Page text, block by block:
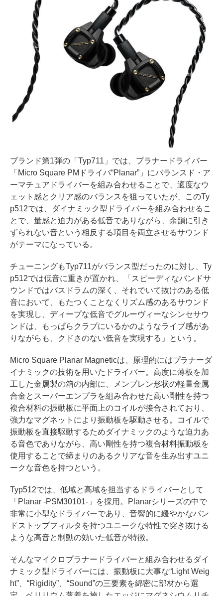
ブランド第1弾の「Typ711」では、プラナードライバー
「Micro Square PMドライバ“Planar”」にバランスド・ア
ーマチュアドライバーを組み合わせることで、適度なウ
ェット感とクリア感のバランスを狙っていたが、このTy
p512では、ダイナミック型ドライバーを組み合わせるこ
とで、量感と迫力がある低音でありながら、余韻に引き
ずられない音という相反する項目を両立させるサウンド
がテーマになっている。
チューニングもTyp711がバランス型だったのに対し、Ty
p512では低音に重きが置かれ、「スピーディなバンドサ
ウンドではバスドラムの深く、それでいて抜けのある低
音において、もたつくことなくリズム感のあるサウンド
を実現し、ディープな低音でグルーヴィーなシンセサウ
ンドは、もっぱらクラブにいるかのようなライブ感があ
りながらも、クドさのない低音を実現する」という。
Micro Square Planar Magneticは、原理的にはプラナーダ
イナミックの技術を用いたドライバー。高度に薄板を加
工した金属製の箱の内部に、メンブレン形状の軽量金属
合金とスーパーエンプラを組み合わせた高い剛性を持つ
複合材料の振動板に平面上のコイルが接合されており、
強力なマグネットにより振動板を駆動させる。コイルで
振動板を直接駆動するためダイナミックのような迫力あ
る音色でありながら、高い剛性を持つ複合材料振動板を
使用することで締まりのあるクリアな音を生み出すユニ
ークな音色を持つという。
Typ512では、低域と高域を担当するドライバーとして
「Planar -PSM30101-」を採用。Planarシリーズの中で
非常に小型なドライバーであり、音響的に緩やかなバン
ドストップフィルタを持つユニークな特性で突き抜ける
ような高音と制動の効いた低音が特徴。
そんなマイクロプラナードライバーと組み合わせるダイ
ナミック型ドライバーには、振動板に大事な“Light Weig
ht”、“Rigidity”、“Sound”の三要素を綿密に部材から選